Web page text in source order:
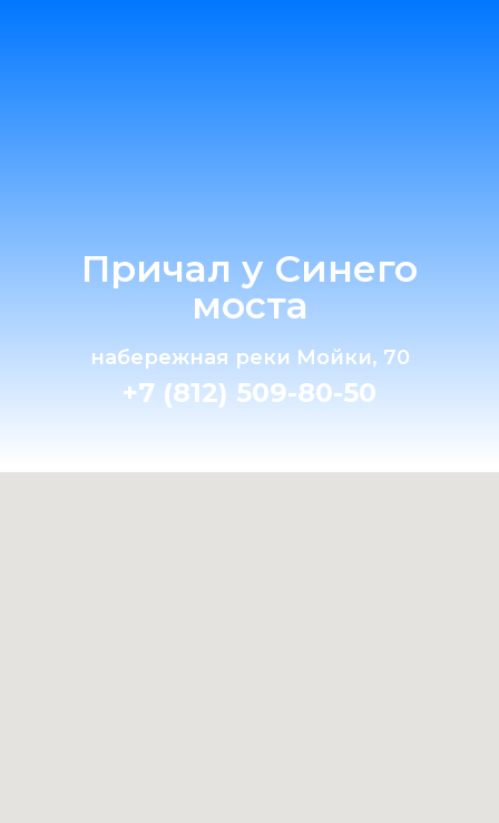
Причал у Синего
моста
набережная реки Мойки, 70
+7 (812) 509-80-50